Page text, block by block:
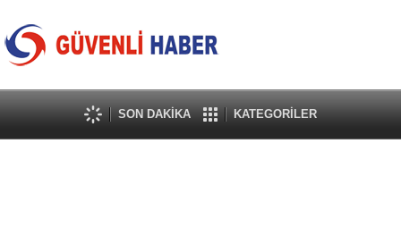
SON DAKİKA KATEGORİLER